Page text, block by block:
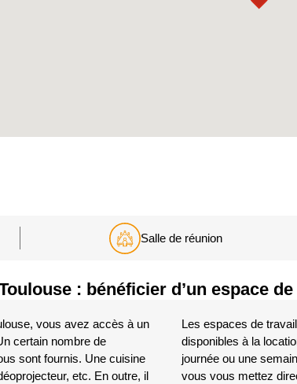
Salle de réunion
: bénéficier d’un espace
vous avez accès à un
certain nombre de
sont fournis. Une cuisine
etc. En outre, il
Les espaces de
disponibles à la
journée ou une
vous vous mettez